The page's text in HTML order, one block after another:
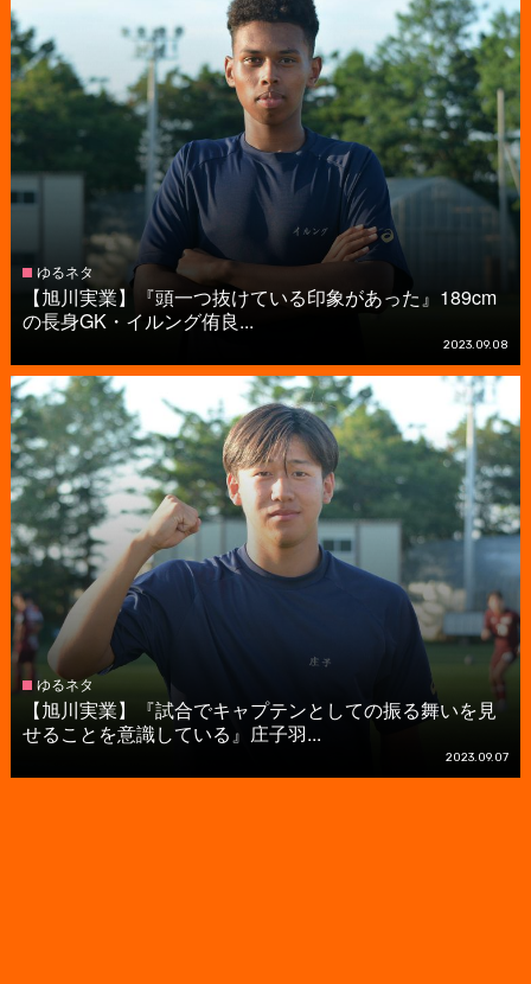
ゆるネタ
【旭川実業】『頭一つ抜けている印象があった』189cm
の長身GK・イルング侑良...
2023.09.08
ゆるネタ
【旭川実業】『試合でキャプテンとしての振る舞いを見
せることを意識している』庄子羽...
2023.09.07